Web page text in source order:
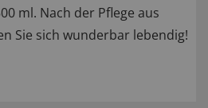
ml. Nach der Pflege aus
Sie sich wunderbar lebendig!